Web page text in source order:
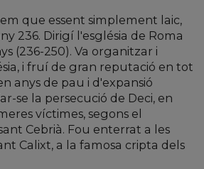
que essent simplement laic,
236. Dirigí l'església de Roma
(236-250). Va organitzar i
i fruí de gran reputació en tot
anys de pau i d'expansió
se la persecució de Deci, en
víctimes, segons el
Cebrià. Fou enterrat a les
Calixt, a la famosa cripta dels